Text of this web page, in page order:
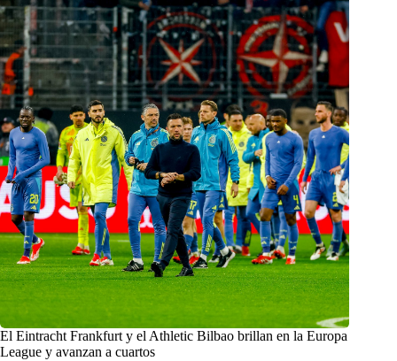
El Eintracht Frankfurt y el Athletic Bilbao brillan en la Europa
League y avanzan a cuartos